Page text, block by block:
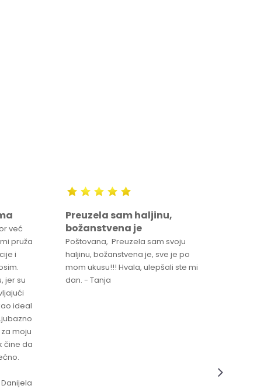
već
pruža
i
jer su
ideal
moju
čine da
Preuzela sam haljinu,
božanstvena je
Poštovana, Preuzela sam svoju
haljinu, božanstvena je, sve je po
mom ukusu!!! Hvala, ulepšali ste mi
dan. - Tanja